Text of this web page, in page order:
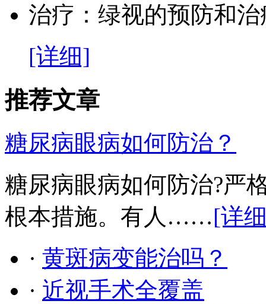
治疗： 绿视的预防和治
[详细]
推荐文章
糖尿病眼病如何防治？
糖尿病眼病如何防治?严
根本措施。有人……[详
· 黄斑病变能治吗？
· 近视手术全覆盖